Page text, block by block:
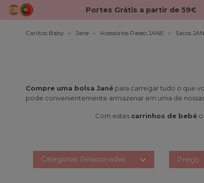
Portes Grátis a partir de 59€
Carlitos Baby Jane Acessórios Paseo JANE Sacos
Compre uma bolsa Jané para carregar tudo o que
pode convenientemente armazenar em uma de
Com estes carrinhos de bebé
Categorias Relacionadas  Preço